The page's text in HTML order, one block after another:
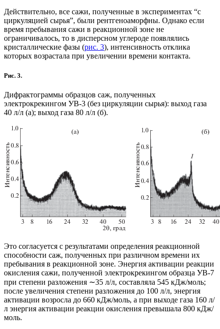
Действительно, все сажи, полученные в экспериментах “с
циркуляцией сырья”, были рентгеноаморфны. Однако если
время пребывания сажи в реакционной зоне не
ограничивалось, то в дисперсном углероде появлялись
кристаллические фазы (рис. 3), интенсивность отклика
которых возрастала при увеличении времени контакта.
Рис. 3.
Дифрактограммы образцов саж, полученных
электрокрекингом УВ-3 (без циркуляции сырья): выход газа
40 л/л (а); выход газа 80 л/л (б).
Это согласуется с результатами определения реакционной
способности саж, полученных при различном времени их
пребывания в реакционной зоне. Энергия активации реакции
окисления сажи, полученной электрокрекингом образца УВ-7
при степени разложения ∼35 л/л, составляла 545 кДж/моль;
после увеличения степени разложения до 100 л/л, энергия
активации возросла до 660 кДж/моль, а при выходе газа 160 л/
л энергия активации реакции окисления превышала 800 кДж/
моль.